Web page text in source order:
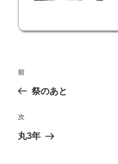
投
ビ
ゲ
前
の
稿
前
祭のあと
次
の
次
丸3年